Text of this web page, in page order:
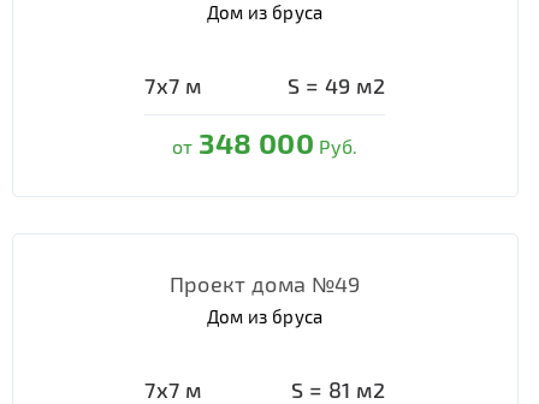
Дом из бруса
7х7 м S = 49 м2
от 348 000 Руб.
Проект дома №49
Дом из бруса
7х7 м S = 81 м2